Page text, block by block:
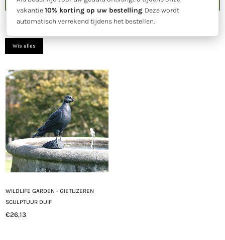
vakantie10% korting op uw bestelling. Deze wordt
automatisch verrekend tijdens het bestellen.
FILTER
Sorteer
Wis alles
WILDLIFE GARDEN - GIETIJZEREN
SCULPTUUR DUIF
Normale
€26,13